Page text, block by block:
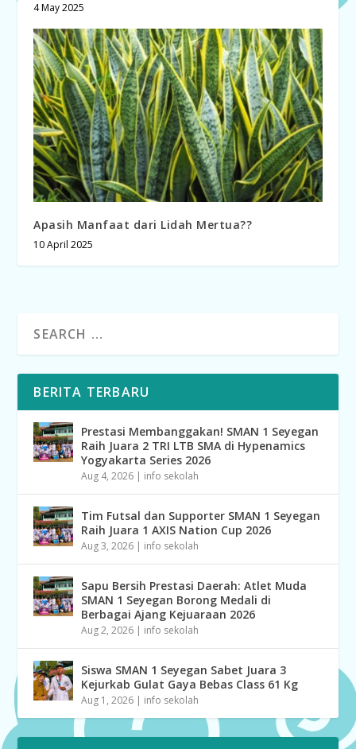
4 May 2025
Apasih Manfaat dari Lidah Mertua??
10 April 2025
BERITA TERBARU
Prestasi Membanggakan! SMAN 1 Seyegan
Raih Juara 2 TRI LTB SMA di Hypenamics
Yogyakarta Series 2026
Aug 4, 2026 | info sekolah
Tim Futsal dan Supporter SMAN 1 Seyegan
Raih Juara 1 AXIS Nation Cup 2026
Aug 3, 2026 | info sekolah
Sapu Bersih Prestasi Daerah: Atlet Muda
SMAN 1 Seyegan Borong Medali di
Berbagai Ajang Kejuaraan 2026
Aug 2, 2026 | info sekolah
Siswa SMAN 1 Seyegan Sabet Juara 3
Kejurkab Gulat Gaya Bebas Class 61 Kg
Aug 1, 2026 | info sekolah